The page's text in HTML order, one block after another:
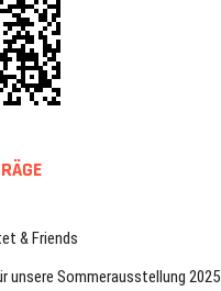
& Friends
unsere Sommerausstellung 2025